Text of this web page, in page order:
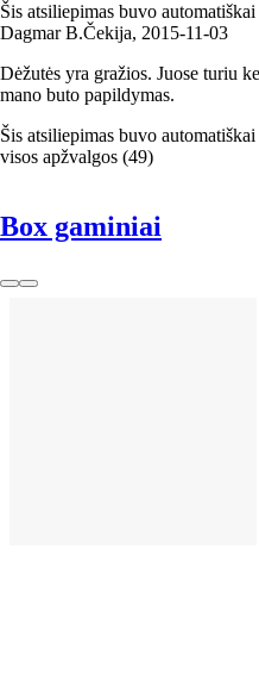
Šis atsiliepimas buvo automatiškai
Dagmar B.Čekija, 2015‑11‑03
Dėžutės yra gražios. Juose turiu
mano buto papildymas.
Šis atsiliepimas buvo automatiškai
visos apžvalgos (49)
Box gaminiai